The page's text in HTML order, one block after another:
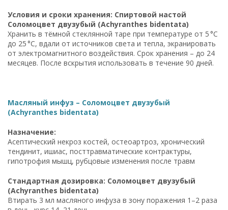
Условия и сроки хранения: Спиртовой настой
Соломоцвет двузубый (Achyranthes bidentata)
Хранить в тёмной стеклянной таре при температуре от 5 °C
до 25 °C, вдали от источников света и тепла, экранировать
от электромагнитного воздействия. Срок хранения – до 24
месяцев. После вскрытия использовать в течение 90 дней.
Масляный инфуз – Соломоцвет двузубый
(Achyranthes bidentata)
Назначение:
Асептический некроз костей, остеоартроз, хронический
тендинит, ишиас, посттравматические контрактуры,
гипотрофия мышц, рубцовые изменения после травм
Стандартная дозировка: Соломоцвет двузубый
(Achyranthes bidentata)
Втирать 3 мл масляного инфуза в зону поражения 1–2 раза